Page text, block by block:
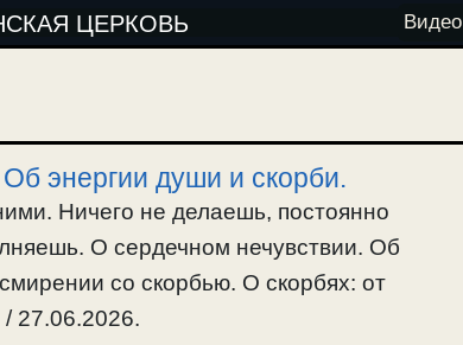
ЦЕРКОВЬ Видео
энергии души и скорби.
Ничего не делаешь, постоянно
О сердечном нечувствии. Об
со скорбью. О скорбях: от
27.06.2026.